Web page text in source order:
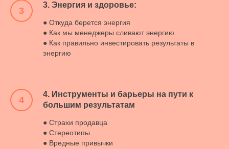
3
3. Энергия и здоровье:
● Откуда берется энергия
● Как мы менеджеры сливают энергию
● Как правильно инвестировать результаты в
энергию
4
4. Инструменты и барьеры на пути к
большим результатам
● Страхи продавца
● Стереотипы
● Вредные привычки